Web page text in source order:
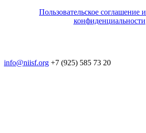
Пользовательское соглашение
конфиденциальности
info@niisf.org +7 (925) 585 73 20